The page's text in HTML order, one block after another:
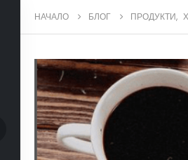
НАЧАЛО БЛОГ ПРОДУКТИ,